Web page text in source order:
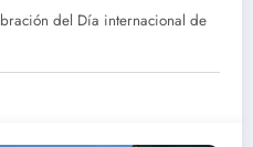
del Día internacional de